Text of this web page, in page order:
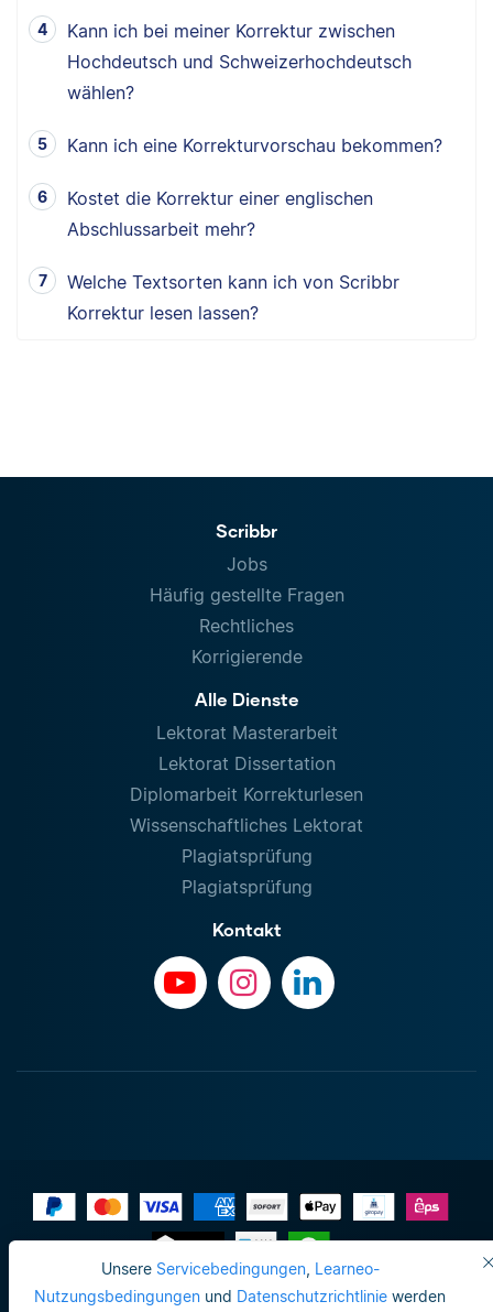
Unsere Servicebedingungen, Learneo-
Nutzungsbedingungen und Datenschutzrichtlinie werden
Kann ich bei meiner Korrektur zwischen
Hochdeutsch und Schweizerhochdeutsch
wählen?
Kann ich eine Korrekturvorschau bekommen?
Kostet die Korrektur einer englischen
Abschlussarbeit mehr?
Welche Textsorten kann ich von Scribbr
Korrektur lesen lassen?
Scribbr
Jobs
Häufig gestellte Fragen
Rechtliches
Korrigierende
Alle Dienste
Lektorat Masterarbeit
Lektorat Dissertation
Diplomarbeit Korrekturlesen
Wissenschaftliches Lektorat
Plagiatsprüfung
Plagiatsprüfung
Kontakt
Impressum